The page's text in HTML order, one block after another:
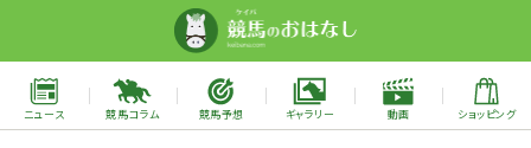
ニュース 競馬コラム 競馬予想 ギャラリー 動画 ショッピング